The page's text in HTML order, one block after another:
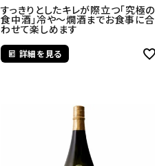
すっきりとしたキレが際立つ「究極の
食中酒」冷や～燗酒までお食事に合
わせて楽しめます
詳細を見る